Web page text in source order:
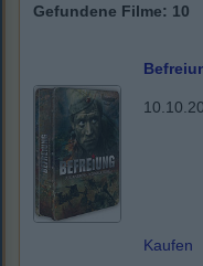
Gefundene Filme: 10
Kaufen